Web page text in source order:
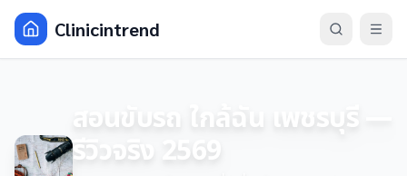
Clinicintrend
สอนขับรถ ใกล้ฉัน เพชรบุรี —
รีวิวจริง 2569